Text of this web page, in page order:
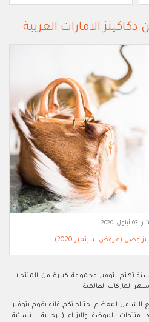
الامارات العربية
03 أيلول, 2020
وصل (عروض سبتمبر 2020)
تهتم بتوفير مجموعة كبيرة من المنتجات
الماركات العالمية
الشامل لمعظم احتياجاتكم, فانه يقوم بتوفير
الموضة والازياء (الرجالية, النسائية